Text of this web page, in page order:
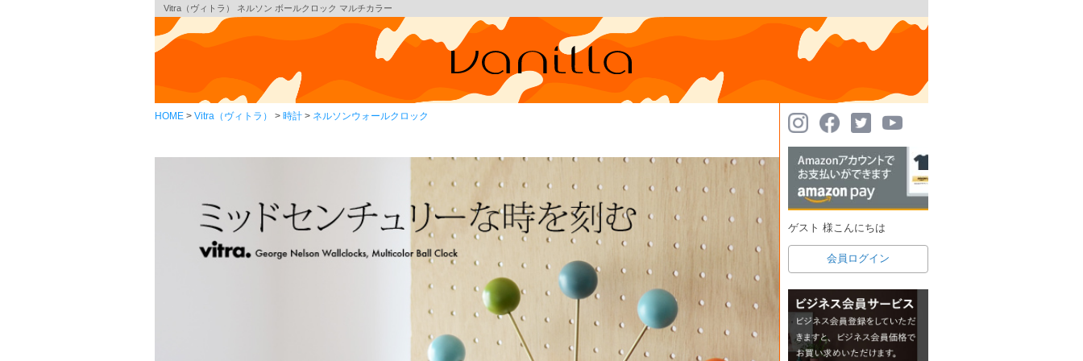
Vitra（ヴィトラ） ネルソン ボールクロック マルチカラー
HOME Vitra（ヴィトラ） 時計 ネルソンウォールクロック
ゲスト 様こんにちは
会員ログイン